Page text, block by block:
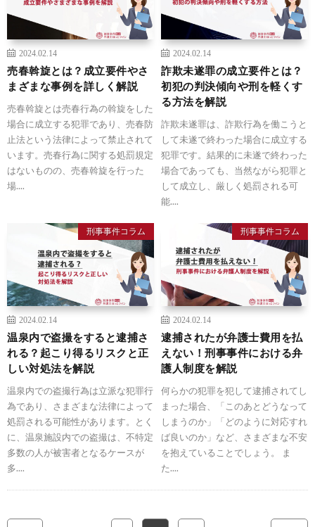
2024.02.14
売春斡旋とは？成立要件やさ
まざまな事例を詳しく解説
売春斡旋とは売春行為の斡旋をした
場合に成立する犯罪であり、売春防
止法という法律によって禁止されて
います。売春行為に関する処罰規定
はないものの、売春斡旋を行った
場....
2024.02.14
詐欺未遂罪の成立要件とは？
初犯の判決傾向や刑を軽くす
る方法を解説
詐欺未遂罪は、詐欺行為を働こうと
して未遂で終わった場合に成立する
犯罪です。結果的に未遂で終わった
場合であっても、当然ながら犯罪と
して成立し、厳しく処罰される可
能....
刑事事件コラム
2024.02.14
温泉内で盗撮をすると逮捕さ
れる？起こり得るリスクと正
しい対処法を解説
温泉内での盗撮行為は立派な犯罪行
為であり、さまざまな法律によって
処罰される可能性があります。とく
に、温泉施設内での盗撮は、不特定
多数の人が被害者となるケースが
多....
刑事事件コラム
2024.02.14
逮捕されたが弁護士費用を払
えない！刑事事件における弁
護人制度を解説
何らかの犯罪を犯して逮捕されてし
まった場合、「このあとどうなって
しまうのか」「どのように対応すれ
ば良いのか」など、さまざまな不安
を抱えていることでしょう。 ま
た....